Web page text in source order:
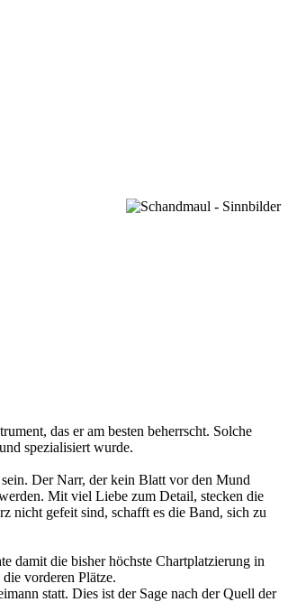
das er am besten beherrscht. Solche
spezialisiert wurde.
Der Narr, der kein Blatt vor den Mund
Mit viel Liebe zum Detail, stecken die
nicht gefeit sind, schafft es die Band, sich zu
damit die bisher höchste Chartplatzierung in
vorderen Plätze.
statt. Dies ist der Sage nach der Quell der